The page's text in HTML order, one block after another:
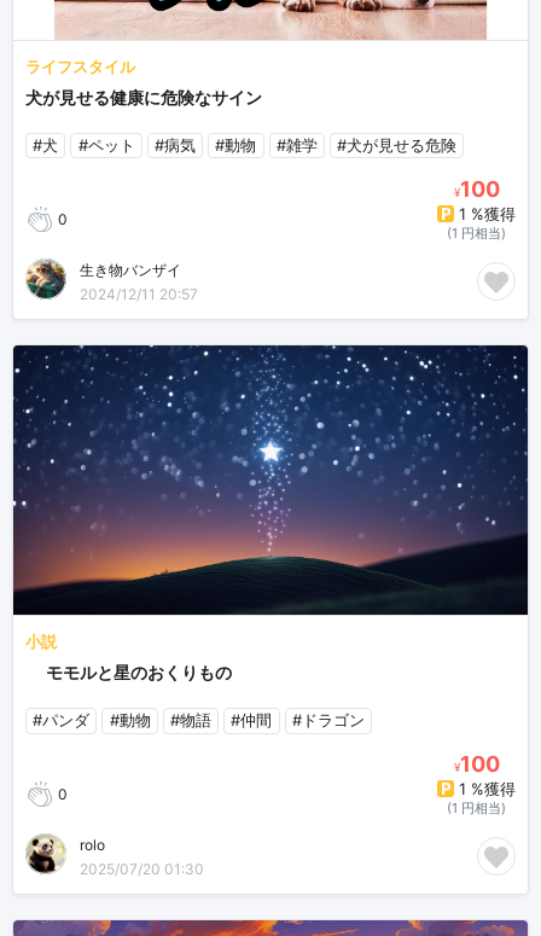
ライフスタイル
犬が見せる健康に危険なサイン
#犬 #ペット #病気 #動物 #雑学 #犬が見せる危険
0
¥100
1 %獲得
(1 円相当)
生き物バンザイ
2024/12/11 20:57
小説
🐉モモルと星のおくりもの
#パンダ #動物 #物語 #仲間 #ドラゴン
0
¥100
1 %獲得
(1 円相当)
rolo
2025/07/20 01:30